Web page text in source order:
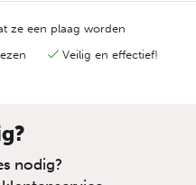
ze een plaag worden
Veilig en effectief!
nodig?